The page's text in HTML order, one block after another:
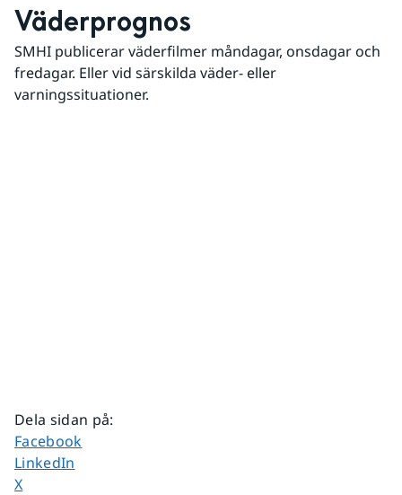
Väderprognos
SMHI publicerar väderfilmer måndagar, onsdagar och
fredagar. Eller vid särskilda väder- eller
varningssituationer.
Dela sidan på:
Dela sidan på
Facebook
Dela sidan på
LinkedIn
Dela sidan på
X